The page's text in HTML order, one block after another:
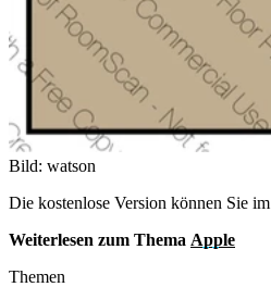
Bild: watson
Die kostenlose Version können Sie im
Weiterlesen zum Thema Apple
Themen